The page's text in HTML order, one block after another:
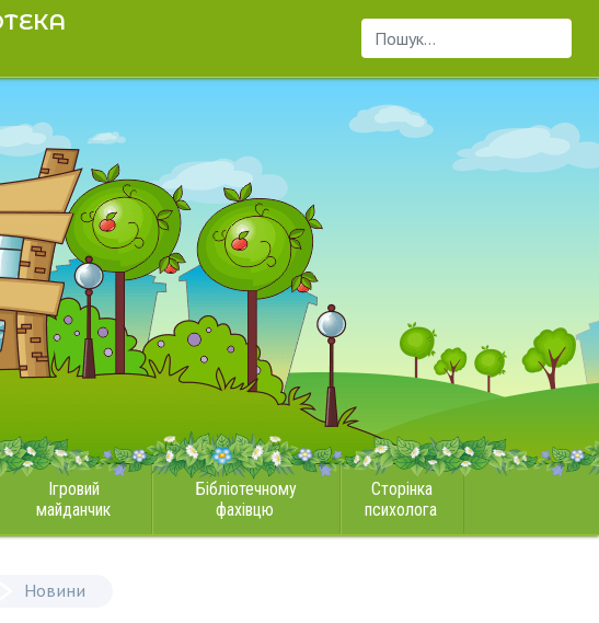
Пошук...
Ігровий
майданчик
Бібліотечному
фахівцю
Сторінка
психолога
Новини